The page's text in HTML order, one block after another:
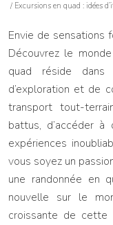
/ Excursions en quad : idées
Envie de sensations
Découvrez le
quad réside dans
d’exploration et de
transport tout-
battus, d’accéder
expériences
vous soyez un
une randonnée en
nouvelle sur le
croissante de